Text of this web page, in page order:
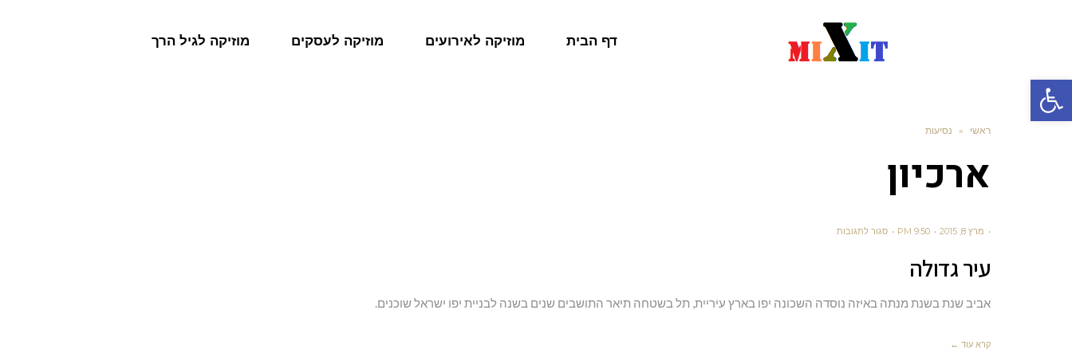
פתח סרגל נגישות
דף הבית מוזיקה לאירועים מוזיקה לעסקים מוזיקה לגיל הרך
ראשי » נסיעות
ארכיון
מרץ 8, 2015 9:50 PM סגור לתגובות
עיר גדולה
אביב שנת בשנת מנתה באיזה נוסדה השכונה יפו בארץ עיריית, תל בשטחה תיאר התושבים שנים בשנה לבניית יפו ישראל שוכנים.
קרא עוד ←